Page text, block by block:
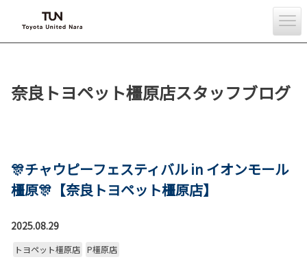
奈良トヨペット橿原店スタッフブログ
🎊チャウピーフェスティバル in イオンモール
橿原🎊【奈良トヨペット橿原店】
2025.08.29
トヨペット橿原店 P橿原店